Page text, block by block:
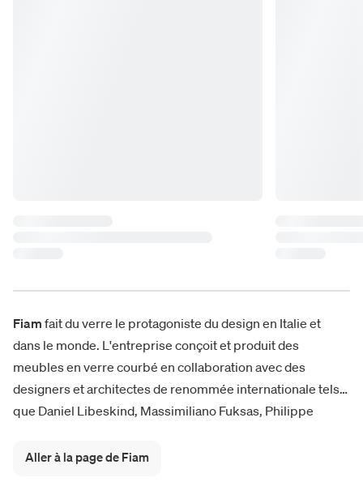
Fiam fait du verre le protagoniste du design en Italie et
dans le monde. L'entreprise conçoit et produit des
meubles en verre courbé en collaboration avec des
designers et architectes de renommée internationale tels
que Daniel Libeskind, Massimiliano Fuksas, Philippe
historiques comme le miroir Caadre ou le fauteuil Ghost,
Aller à la page de Fiam